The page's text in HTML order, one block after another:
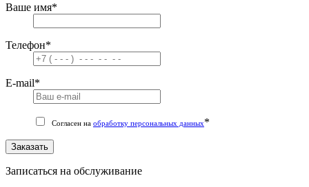
Ваше имя*
Телефон*
E-mail*
Согласен на обработку персональных данных*
Заказать
Записаться на обслуживание